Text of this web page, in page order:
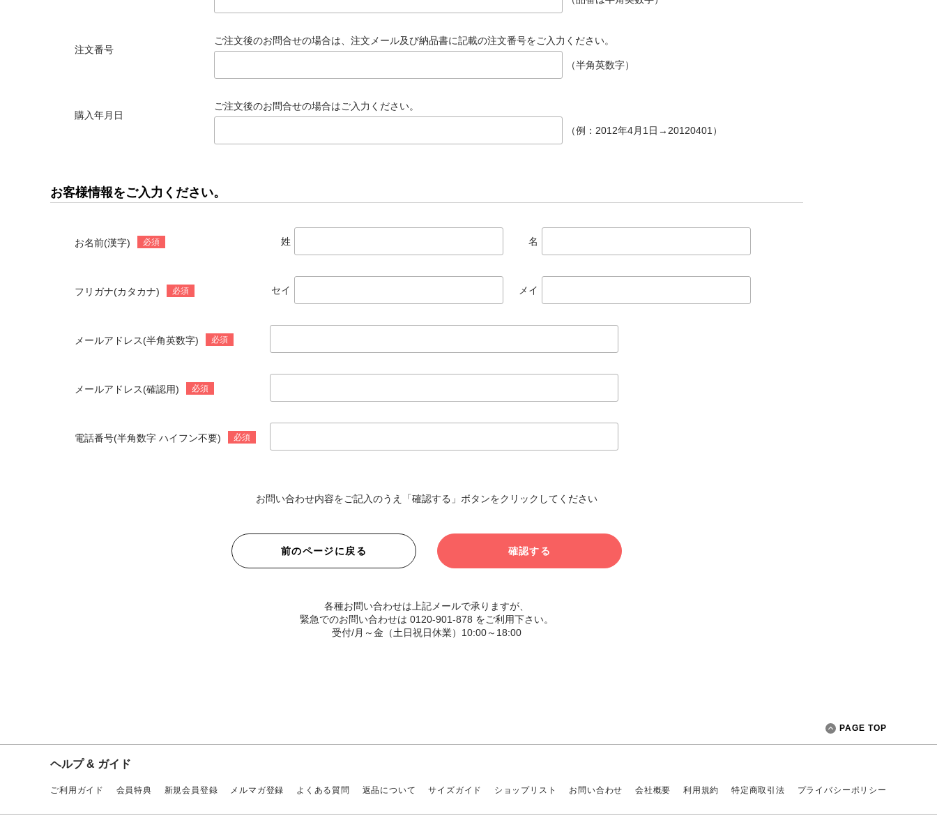
注文番号
ご注文後のお問合せの場合は、注文メール及び納品書に記載の注文番号をご入力ください。
（半角英数字）
購入年月日
ご注文後のお問合せの場合はご入力ください。
（例：2012年4月1日→20120401）
お客様情報をご入力ください。
お名前(漢字) 必須 姓 名
フリガナ(カタカナ) 必須 セイ メイ
メールアドレス(半角英数字) 必須
メールアドレス(確認用) 必須
電話番号(半角数字 ハイフン不要) 必須
お問い合わせ内容をご記入のうえ「確認する」ボタンをクリックしてください
前のページに戻る 確認する
各種お問い合わせは上記メールで承りますが、
緊急でのお問い合わせは 0120-901-878 をご利用下さい。
受付/月～金（土日祝日休業）10:00～18:00
PAGE TOP
ヘルプ & ガイド
ご利用ガイド 会員特典 新規会員登録 メルマガ登録 よくある質問 返品について サイズガイド ショップリスト お問い合わせ 会社概要 利用規約 特定商取引法 プライバシーポリシー